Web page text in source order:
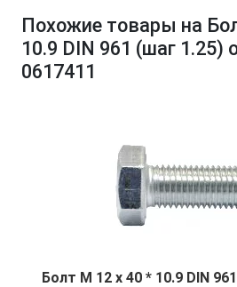
Похожие товары на
10.9 DIN 961 (шаг 1.25)
0617411
Болт М 12 х 40 * 10.9 DIN